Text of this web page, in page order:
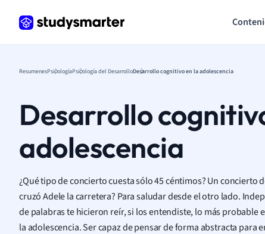
ResumenesPsicologíaPsicología del DesarrolloDesarrollo cognitivo en la adolescencia
Desarrollo
adolescencia
¿Qué tipo de concierto cuesta sólo 45 céntimos? Un concierto
cruzóAdelela carretera? Para saludar desde el otro lado.
de palabras te hicieron reír, si los entendiste, lo más probable
la adolescencia. Ser capaz de pensar de forma abstracta para